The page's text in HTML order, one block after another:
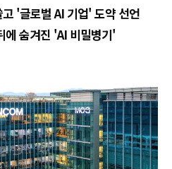
'글로벌 AI 기업' 도약 선언
숨겨진 'AI 비밀병기'